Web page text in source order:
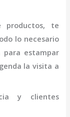
productos, te
lo necesario
para estampar
la visita a
y clientes